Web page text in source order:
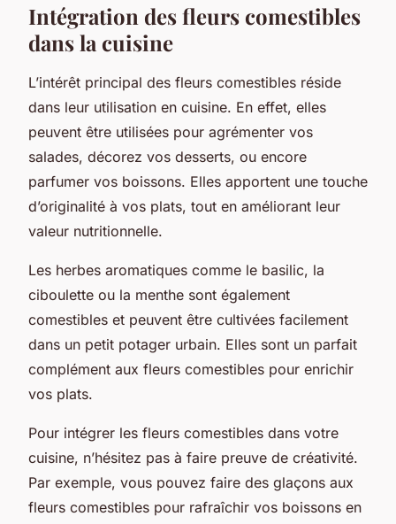
Intégration des fleurs comestibles
dans la cuisine
L’intérêt principal des fleurs comestibles réside
dans leur utilisation en cuisine. En effet, elles
peuvent être utilisées pour agrémenter vos
salades, décorez vos desserts, ou encore
parfumer vos boissons. Elles apportent une touche
d’originalité à vos plats, tout en améliorant leur
valeur nutritionnelle.
Les herbes aromatiques comme le basilic, la
ciboulette ou la menthe sont également
comestibles et peuvent être cultivées facilement
dans un petit potager urbain. Elles sont un parfait
complément aux fleurs comestibles pour enrichir
vos plats.
Pour intégrer les fleurs comestibles dans votre
cuisine, n’hésitez pas à faire preuve de créativité.
Par exemple, vous pouvez faire des glaçons aux
fleurs comestibles pour rafraîchir vos boissons en